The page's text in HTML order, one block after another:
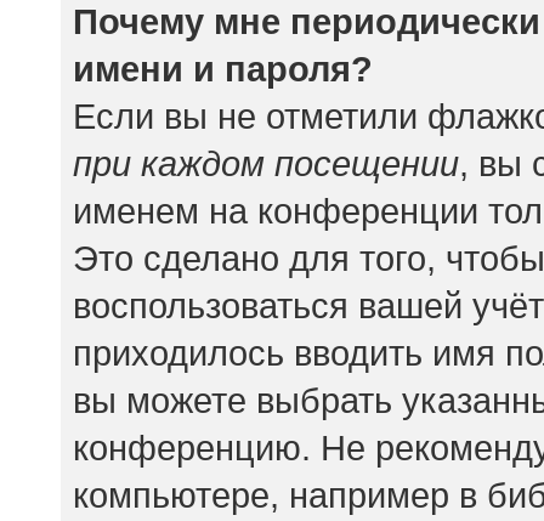
Почему мне
имени и пароля?
Если вы не отметили
при каждом посещении, вы
именем на конференции
Это сделано для того,
воспользоваться вашей
приходилось вводить имя
вы можете выбрать
конференцию. Не
компьютере, например в